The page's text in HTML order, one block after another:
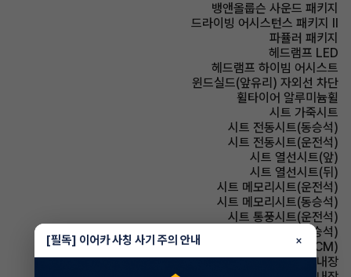
뱅앤올룹슨 사운드 패키지
드라이빙 어시스턴스 패키지 Ⅱ
파퓰러 패키지
헤드램프 LED
헤드램프 하이빔 어시스트
윈드실드(앞유리) 자외선 차단
휠타이어 알루미늄휠
시트 가죽시트
시트 전동시트(동승석)
시트 전동시트(운전석)
시트 열선시트(앞)
시트 열선시트(뒤)
시트 메모리시트(운전석)
시트 메모리시트(동승석)
시트 통풍시트(운전석)
시트 통풍시트(동승석)
룸미러 전자식 룸미러(ECM)
룸미러 하이패스 내장
[필독] 이어카 사칭 사기 주의 안내 ×